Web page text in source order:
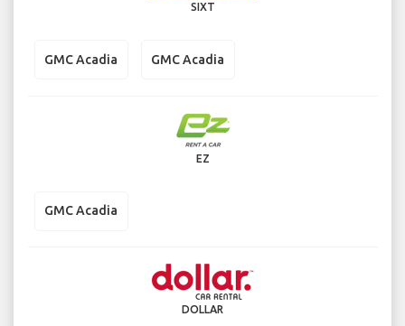
SIXT
GMC Acadia GMC Acadia
EZ
GMC Acadia
DOLLAR